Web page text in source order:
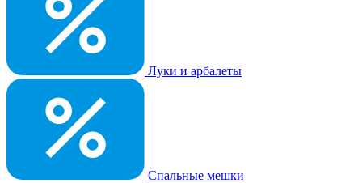
Луки и арбалеты
Спальные мешки